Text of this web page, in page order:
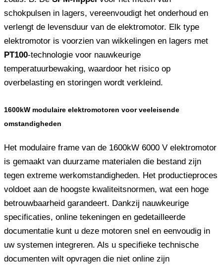
schokpulsen in lagers, vereenvoudigt het onderhoud en
verlengt de levensduur van de elektromotor. Elk type
elektromotor is voorzien van wikkelingen en lagers met
PT100-technologie voor nauwkeurige
temperatuurbewaking, waardoor het risico op
overbelasting en storingen wordt verkleind.
1600kW modulaire elektromotoren voor veeleisende
omstandigheden
Het modulaire frame van de 1600kW 6000 V elektromotor
is gemaakt van duurzame materialen die bestand zijn
tegen extreme werkomstandigheden. Het productieproces
voldoet aan de hoogste kwaliteitsnormen, wat een hoge
betrouwbaarheid garandeert. Dankzij nauwkeurige
specificaties, online tekeningen en gedetailleerde
documentatie kunt u deze motoren snel en eenvoudig in
uw systemen integreren. Als u specifieke technische
documenten wilt opvragen die niet online zijn